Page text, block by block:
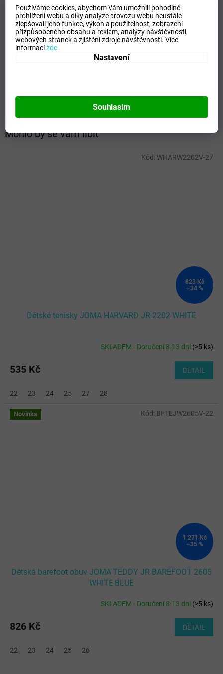
Používáme cookies, abychom Vám umožnili pohodlné
prohlížení webu a díky analýze provozu webu neustále
zlepšovali jeho funkce, výkon a použitelnost,zobrazení
přizpůsobeného obsahu a reklam, analýzy návštěvnosti
webových stránek a zjištění zdroje návštěvnosti.Více
informacízde.
Nastavení
Souhlasím
Mohlo by se vám líbit
823 Kč
–34 %
Dětské tenisky JOMA HARVARD JR 2202 WHITE
SKLADEM - Doručení 8-13 dní(>5 ks)
535 Kč DETAIL
22 23 24 25 27 28
Kód: WHARW2202V-27
Novinka
1 271 Kč
–35 %
Dětská barefoot obuv JOMA TEDDY JR BAREFOOT 2605
WHITE BLUE
SKLADEM - Doručení 8-13 dní(>5 ks)
826 Kč DETAIL
22 23 24 25 26
Kód: BFTEJW2605V-22
Doplňkové parametry
Kategorie :
Dětské tenisky
Záruka:
2 roky
EAN:
Zvolte variantu
Výrobce: Protetika